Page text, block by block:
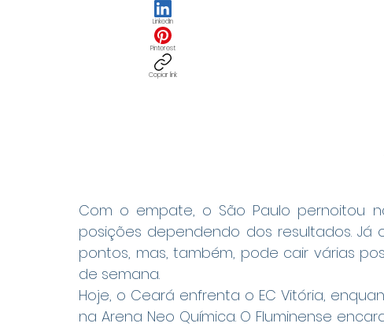
Com o empate, o São Paulo pernoitou
posições dependendo dos resultados. Já
pontos, mas, também, pode cair várias
de semana.
Hoje, o Ceará enfrenta o EC Vitória,
na Arena Neo Química. O Fluminense
LinkedIn
Pinterest
Copiar link